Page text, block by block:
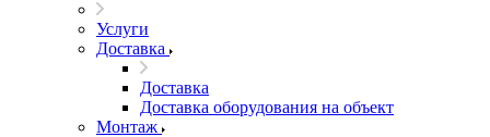
Услуги
Доставка
Доставка
Доставка оборудования на объект
Монтаж